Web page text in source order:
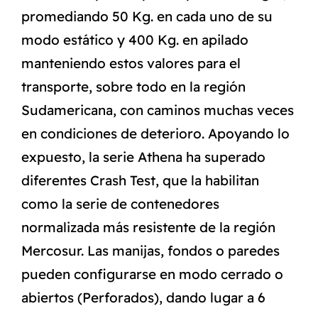
promediando 50 Kg. en cada uno de su
modo estático y 400 Kg. en apilado
manteniendo estos valores para el
transporte, sobre todo en la región
Sudamericana, con caminos muchas veces
en condiciones de deterioro. Apoyando lo
expuesto, la serie Athena ha superado
diferentes Crash Test, que la habilitan
como la serie de contenedores
normalizada más resistente de la región
Mercosur. Las manijas, fondos o paredes
pueden configurarse en modo cerrado o
abiertos (Perforados), dando lugar a 6